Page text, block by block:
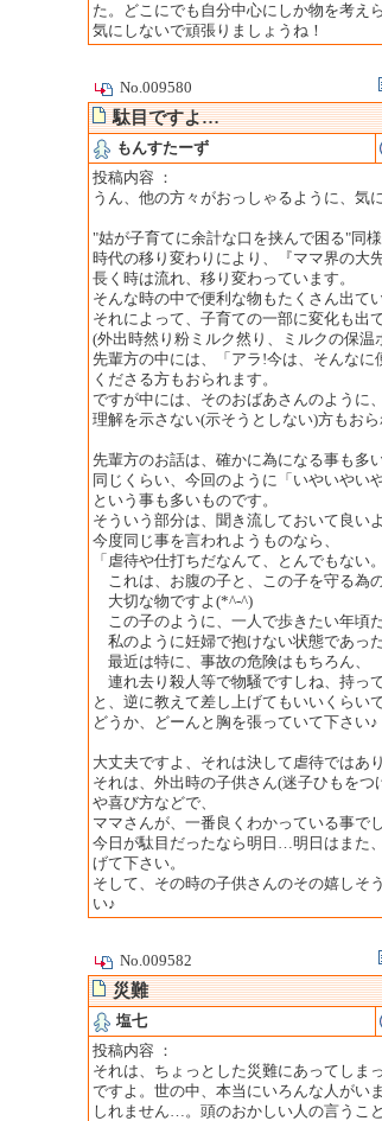
た。どこにでも自分中心にしか物を考え
気にしないで頑張りましょうね！
No.009580
駄目ですよ…
もんすたーず
投稿内容 ：
うん、他の方々がおっしゃるように、気
"姑が子育てに余計な口を挟んで困る"同様
時代の移り変わりにより、『ママ界の大
長く時は流れ、移り変わっています。
そんな時の中で便利な物もたくさん出て
それによって、子育ての一部に変化も出
(外出時然り粉ミルク然り、ミルクの保温
先輩方の中には、「アラ!今は、そんな
くださる方もおられます。
ですが中には、そのおばあさんのように、
理解を示さない(示そうとしない)方もおら
先輩方のお話は、確かに為になる事も多い
同じくらい、今回のように「いやいやい
という事も多いものです。
そういう部分は、聞き流しておいて良い
今度同じ事を言われようものなら、
「虐待や仕打ちだなんて、とんでもない。
これは、お腹の子と、この子を守る為の
大切な物ですよ(*^-^)
この子のように、一人で歩きたい年頃だ
私のように妊婦で抱けない状態であった
最近は特に、事故の危険はもちろん、
連れ去り殺人等で物騒ですしね、持っ
と、逆に教えて差し上げてもいいくらいで
どうか、どーんと胸を張っていて下さい♪
大丈夫ですよ、それは決して虐待ではあり
それは、外出時の子供さん(迷子ひもを
や喜び方などで、
ママさんが、一番良くわかっている事で
今日が駄目だったなら明日…明日はまた
げて下さい。
そして、その時の子供さんのその嬉しそ
い♪
No.009582
災難
塩七
投稿内容 ：
それは、ちょっとした災難にあってしま
ですよ。世の中、本当にいろんな人がい
しれません…。頭のおかしい人の言うこ